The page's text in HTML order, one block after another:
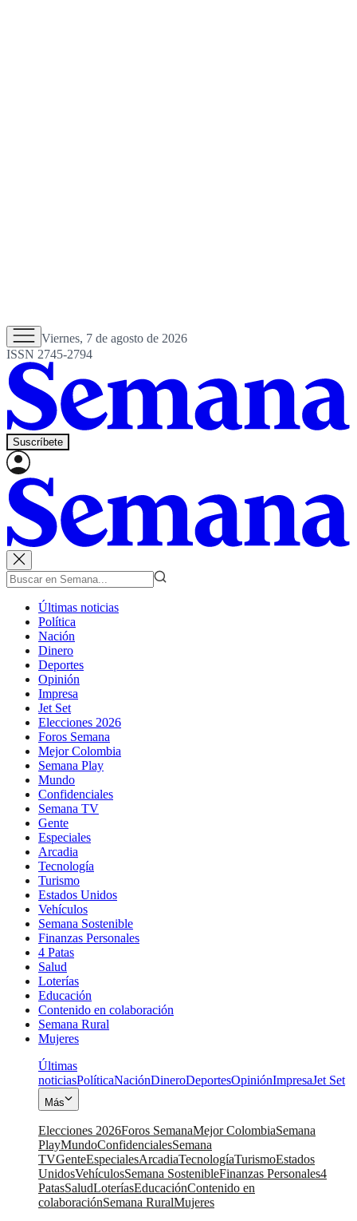
Viernes, 7 de agosto de 2026
ISSN 2745-2794
Suscríbete
Últimas noticias
Política
Nación
Dinero
Deportes
Opinión
Impresa
Jet Set
Elecciones 2026
Foros Semana
Mejor Colombia
Semana Play
Mundo
Confidenciales
Semana TV
Gente
Especiales
Arcadia
Tecnología
Turismo
Estados Unidos
Vehículos
Semana Sostenible
Finanzas Personales
4 Patas
Salud
Loterías
Educación
Contenido en colaboración
Semana Rural
Mujeres
Últimas
noticiasPolíticaNaciónDineroDeportesOpiniónImpresaJet Set
Más
Elecciones 2026Foros SemanaMejor ColombiaSemana
PlayMundoConfidencialesSemana
TVGenteEspecialesArcadiaTecnologíaTurismoEstados
UnidosVehículosSemana SostenibleFinanzas Personales4
PatasSaludLoteríasEducaciónContenido en
colaboraciónSemana RuralMujeres